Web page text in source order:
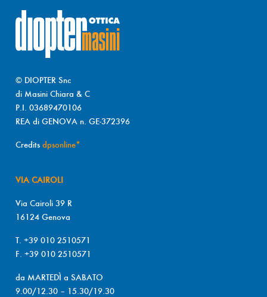
© DIOPTER Snc
di Masini Chiara & C
P.I. 03689470106
REA di GENOVA n. GE-372396
Credits dpsonline*
VIA CAIROLI
Via Cairoli 39 R
16124 Genova
T. +39 010 2510571
F. +39 010 2510571
da MARTEDÌ a SABATO
9.00/12.30 – 15.30/19.30